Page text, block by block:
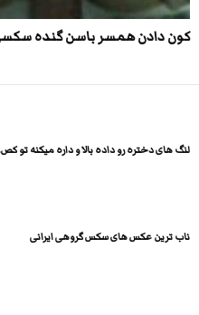
کون دادن همسر باسن گنده
لنگ های دختره رو داده بالا و داره میکنه تو
ناب ترین عکس های سکس گروهی ایرانی